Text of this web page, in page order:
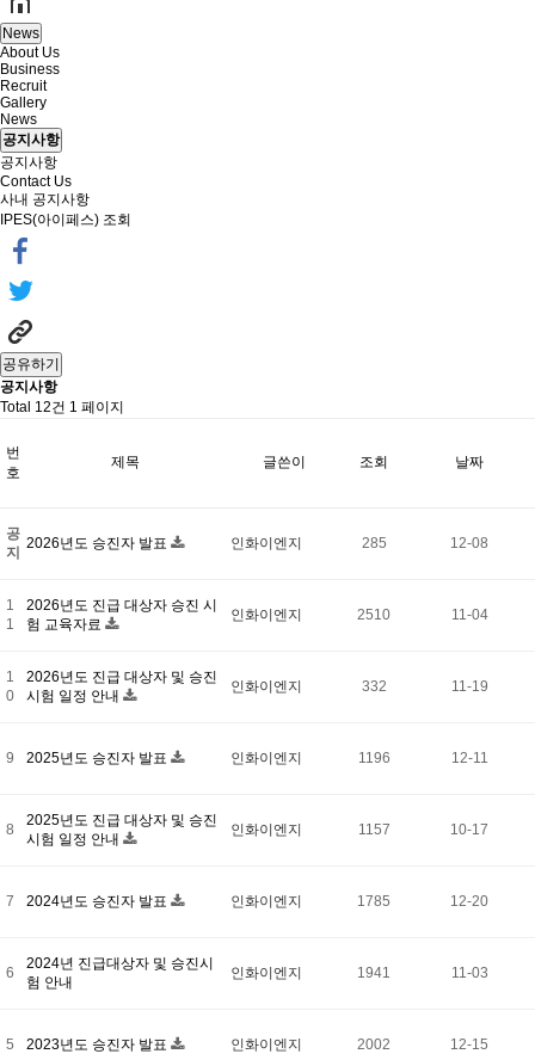
News
About Us
Business
Recruit
Gallery
News
공지사항
공지사항
Contact Us
사내 공지사항
IPES(아이페스) 조회
공유하기
공지사항
Total 12건 1 페이지
번
호
제목 글쓴이 조회 날짜
공
지
2026년도 승진자 발표 인화이엔지 285 12-08
1
1
2026년도 진급 대상자 승진 시
험 교육자료
인화이엔지 2510 11-04
1
0
2026년도 진급 대상자 및 승진
시험 일정 안내
인화이엔지 332 11-19
9 2025년도 승진자 발표 인화이엔지 1196 12-11
8
2025년도 진급 대상자 및 승진
시험 일정 안내
인화이엔지 1157 10-17
7 2024년도 승진자 발표 인화이엔지 1785 12-20
6
2024년 진급대상자 및 승진시
험 안내
인화이엔지 1941 11-03
5 2023년도 승진자 발표 인화이엔지 2002 12-15